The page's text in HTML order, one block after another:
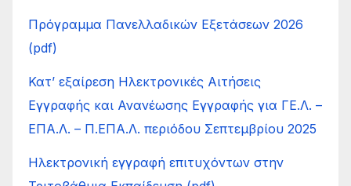
Πρόγραμμα Πανελλαδικών Εξετάσεων 2026
(pdf)
Κατ’ εξαίρεση Ηλεκτρονικές Αιτήσεις
Εγγραφής και Ανανέωσης Εγγραφής για ΓΕ.Λ. –
ΕΠΑ.Λ. – Π.ΕΠΑ.Λ. περιόδου Σεπτεμβρίου 2025
Ηλεκτρονική εγγραφή επιτυχόντων στην